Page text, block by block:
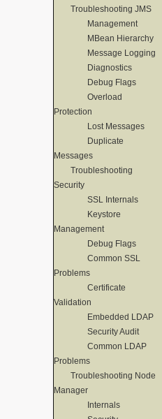
Troubleshooting JMS
Management
MBean Hierarchy
Message Logging
Diagnostics
Debug Flags
Overload
Protection
Lost Messages
Duplicate
Messages
Troubleshooting
Security
SSL Internals
Keystore
Management
Debug Flags
Common SSL
Problems
Certificate
Validation
Embedded LDAP
Security Audit
Common LDAP
Problems
Troubleshooting Node
Manager
Internals